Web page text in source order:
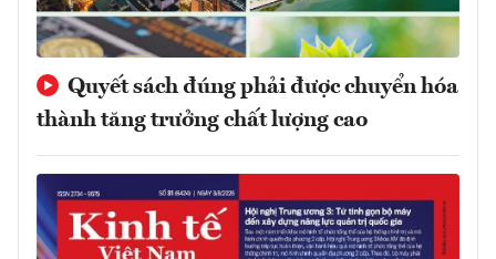
Quyết sách đúng phải được chuyển hóa
thành tăng trưởng chất lượng cao